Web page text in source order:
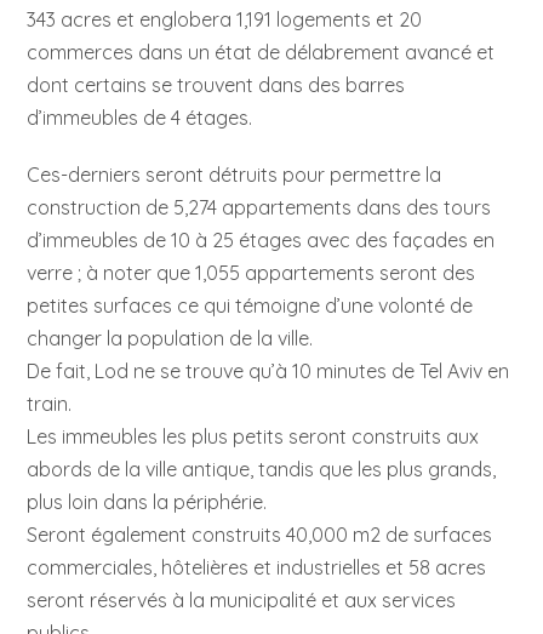
343 acres et englobera 1,191 logements et 20
commerces dans un état de délabrement avancé et
dont certains se trouvent dans des barres
d’immeubles de 4 étages.
Ces-derniers seront détruits pour permettre la
construction de 5,274 appartements dans des tours
d’immeubles de 10 à 25 étages avec des façades en
verre ; à noter que 1,055 appartements seront des
petites surfaces ce qui témoigne d’une volonté de
changer la population de la ville.
De fait, Lod ne se trouve qu’à 10 minutes de Tel Aviv en
train.
Les immeubles les plus petits seront construits aux
abords de la ville antique, tandis que les plus grands,
plus loin dans la périphérie.
Seront également construits 40,000 m2 de surfaces
commerciales, hôtelières et industrielles et 58 acres
seront réservés à la municipalité et aux services